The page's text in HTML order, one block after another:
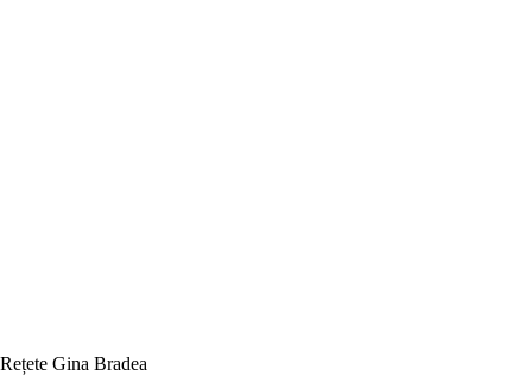
Rețete Gina Bradea